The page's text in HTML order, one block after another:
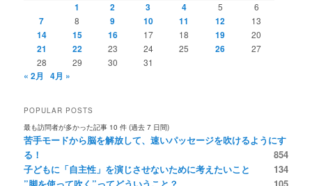
1
2 3 4 5 6
7 8 9 10 11 12 13
14 15 16 17 18 19 20
21 22 23 24 25 26
27
28
29 30 31
« 2月 4月 »
POPULAR POSTS
最も訪問者が多かった記事 10 件 (過去 7 日間)
苦手モードから脳を解放して、速いパッセージを吹けるようにす
る！
854
子どもに「自主性」を演じさせないために考えたいこと
134